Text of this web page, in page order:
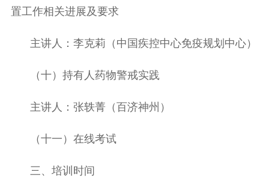
置工作相关进展及要求
主讲人：李克莉（中国疾控中心免疫规划中心）
（十）持有人药物警戒实践
主讲人：张轶菁（百济神州）
（十一）在线考试
三 、培训时间